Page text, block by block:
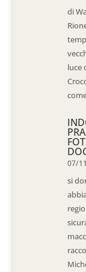
di
luce
07/
si